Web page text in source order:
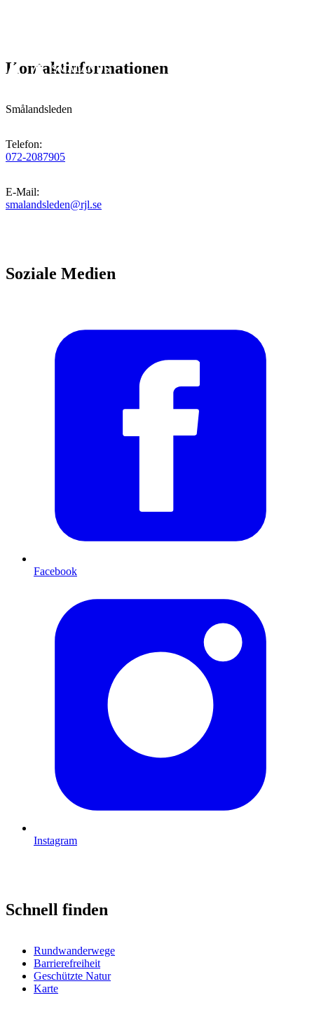
Kontaktinformationen
Smålandsleden
Telefon:
072-2087905
E-Mail:
smalandsleden@rjl.se
Soziale Medien
Facebook
Instagram
Schnell finden
Rundwanderwege
Barrierefreiheit
Geschützte Natur
Karte